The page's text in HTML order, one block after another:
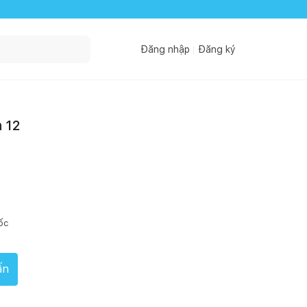
Đăng nhập Đăng ký
12